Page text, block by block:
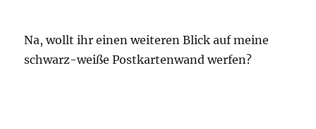
Na, wollt ihr einen weiteren Blick auf meine
schwarz-weiße Postkartenwand werfen?